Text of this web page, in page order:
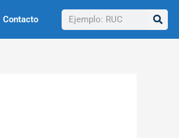
Contacto Buscar